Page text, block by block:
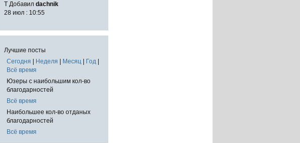
T Добавил dachnik
28 июл : 10:55
Лучшие посты
Сегодня | Неделя | Месяц | Год |
Всё время
Юзеры с наибольшим кол-во
благодарностей
Всё время
Наибольшее кол-во отданых
благодарностей
Всё время